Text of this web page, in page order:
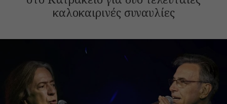
καλοκαιρινές συναυλίες